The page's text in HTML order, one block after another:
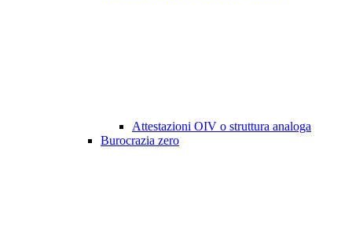
Attestazioni OIV o struttura analoga
Burocrazia zero